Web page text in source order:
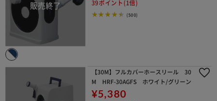
39ポイント(1倍)
(500)
【30M】フルカバーホースリール 30
M HRF-30AGFS ホワイト/グリーン
¥5,380